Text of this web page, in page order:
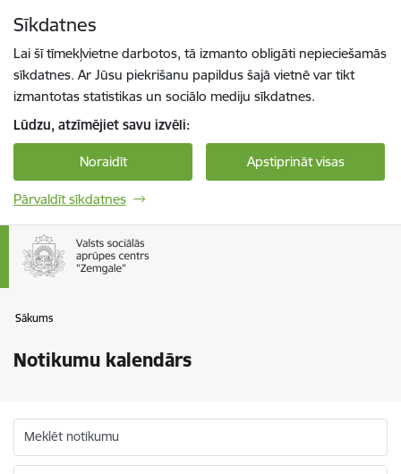
Sīkdatnes
Lai šī tīmekļvietne darbotos, tā izmanto obligāti nepieciešamās
sīkdatnes. Ar Jūsu piekrišanu papildus šajā vietnē var tikt
izmantotas statistikas un sociālo mediju sīkdatnes.
Lūdzu, atzīmējiet savu izvēli:
Noraidīt Apstiprināt visas
Pārvaldīt sīkdatnes
Sākums
Notikumu kalendārs
Meklēt notikumu